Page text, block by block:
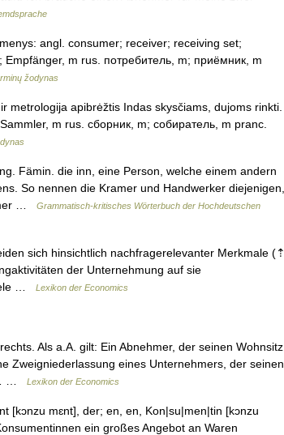
angl. consumer; receiver; receiving set;
m rus. потребитель, m; приёмник, m
žodynas
apibrėžtis Indas skysčiams, dujoms rinkti.
m rus. сборник, m; собиратель, m pranc.
Fämin. die inn, eine Person, welche einem andern
So nennen die Kramer und Handwerker diejenigen,
…
Grammatisch-kritisches Wörterbuch der Hochdeutschen
sich hinsichtlich nachfragerelevanter Merkmale (⇡
der Unternehmung auf sie
…
Lexikon der Economics
Als a.A. gilt: Ein Abnehmer, der seinen Wohnsitz
Zweigniederlassung eines Unternehmers, der seinen
…
Lexikon der Economics
[kɔnzu mɛnt], der; en, en, Kon|su|men|tin [kɔnzu
ein großes Angebot an Waren